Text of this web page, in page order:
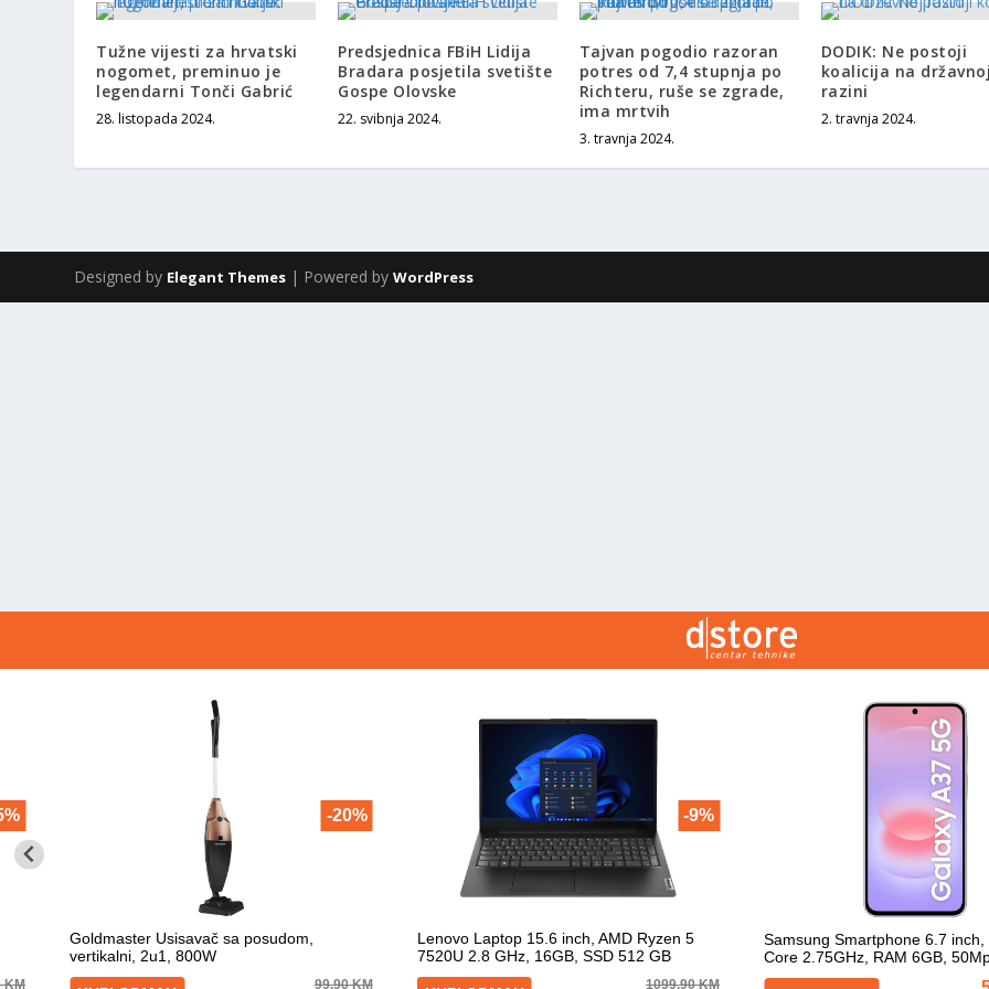
Tužne vijesti za hrvatski
nogomet, preminuo je
legendarni Tonči Gabrić
28. listopada 2024.
Predsjednica FBiH Lidija
Bradara posjetila svetište
Gospe Olovske
22. svibnja 2024.
Tajvan pogodio razoran
potres od 7,4 stupnja po
Richteru, ruše se zgrade,
ima mrtvih
3. travnja 2024.
DODIK: Ne postoji
koalicija na
razini
2. travnja 2024.
Designed by Elegant Themes | Powered byWordPress